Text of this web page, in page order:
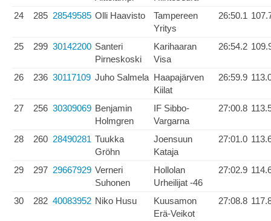
24 285 28549585 Olli Haavisto
Tampereen
Yritys
26:50.1
25 299 30142200 Santeri
Pirneskoski
Karihaaran
Visa
26:54.2
26 236 30117109 Juho Salmela Haapajärven
Kiilat
26:59.9
27 256 30309069 Benjamin
Holmgren
IF Sibbo-
Vargarna
27:00.8
28 260 28490281 Tuukka
Gröhn
Joensuun
Kataja
27:01.0
29 297 29667929 Verneri
Suhonen
Hollolan
Urheilijat -46
27:02.9
30 282 40083952 Niko Husu
Kuusamon
Erä-Veikot
27:08.8